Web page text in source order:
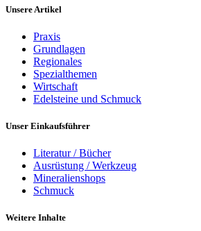
Unsere Artikel
Praxis
Grundlagen
Regionales
Spezialthemen
Wirtschaft
Edelsteine und Schmuck
Unser Einkaufsführer
Literatur / Bücher
Ausrüstung / Werkzeug
Mineralienshops
Schmuck
Weitere Inhalte